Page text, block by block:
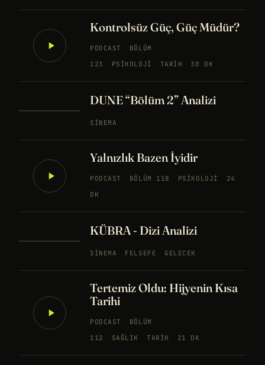
Kontrolsüz Güç, Güç Müdür?
PODCAST
BÖLÜM
123
PSIKOLOJI TARIH 30 DK
DUNE “Bölüm 2” Analizi
SINEMA
Yalnızlık Bazen İyidir
PODCAST BÖLÜM 118 PSIKOLOJI
24
DK
KÜBRA - Dizi Analizi
SINEMA FELSEFE GELECEK
Tertemiz Oldu: Hijyenin Kısa
Tarihi
PODCAST
BÖLÜM
112
SAĞLIK TARIH 21 DK